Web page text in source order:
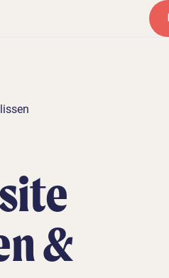
&